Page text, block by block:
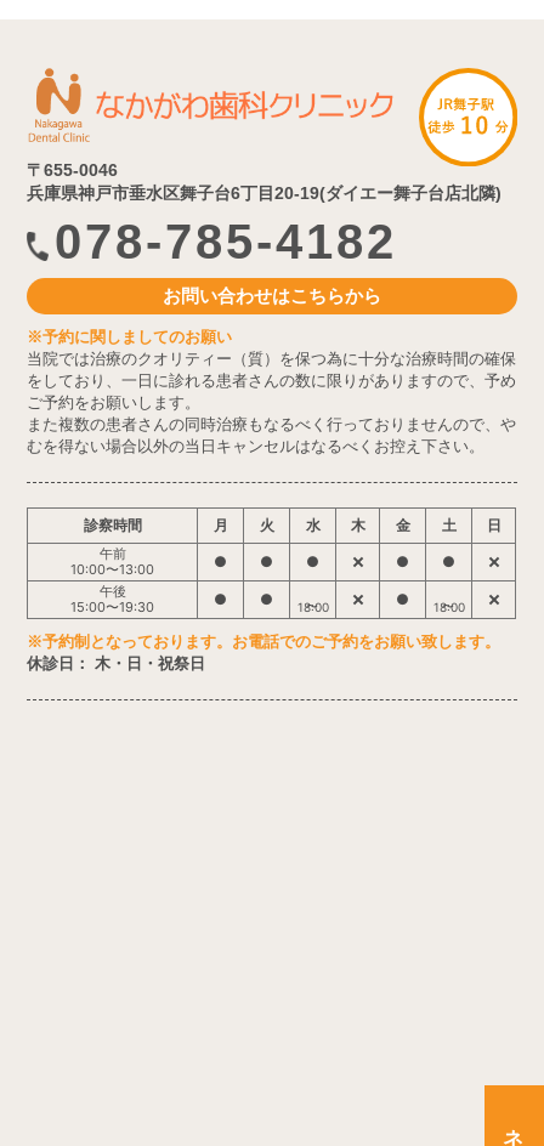
〒655-0046
兵庫県神戸市垂水区舞子台6丁目20-19(ダイエー舞子台店北隣)
078-785-4182
お問い合わせはこちらから
※予約に関しましてのお願い
当院では治療のクオリティー（質）を保つ為に十分な治療時間の確保
をしており、一日に診れる患者さんの数に限りがありますので、予め
ご予約をお願いします。
また複数の患者さんの同時治療もなるべく行っておりませんので、や
むを得ない場合以外の当日キャンセルはなるべくお控え下さい。
診察時間 月 火 水 木 金 土 日
午前
10:00〜13:00
● ● ● ● ●
午後
15:00〜19:30
● ● 18:00 ● 18:00
※予約制となっております。お電話でのご予約をお願い致します。
休診日： 木・日・祝祭日